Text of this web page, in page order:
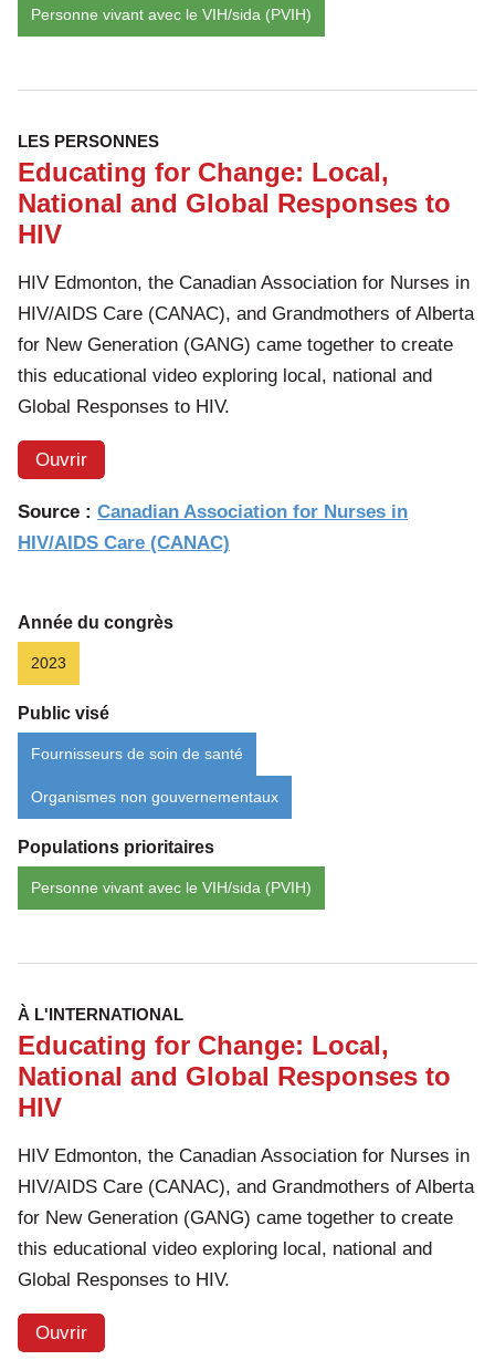
Personne vivant avec le VIH/sida (PVIH)
LES PERSONNES
Educating for Change: Local,
National and Global Responses to
HIV
HIV Edmonton, the Canadian Association for Nurses in
HIV/AIDS Care (CANAC), and Grandmothers of Alberta
for New Generation (GANG) came together to create
this educational video exploring local, national and
Global Responses to HIV.
Ouvrir
Source : Canadian Association for Nurses in
HIV/AIDS Care (CANAC)
Année du congrès
2023
Public visé
Fournisseurs de soin de santé
Organismes non gouvernementaux
Populations prioritaires
Personne vivant avec le VIH/sida (PVIH)
À L'INTERNATIONAL
Educating for Change: Local,
National and Global Responses to
HIV
HIV Edmonton, the Canadian Association for Nurses in
HIV/AIDS Care (CANAC), and Grandmothers of Alberta
for New Generation (GANG) came together to create
this educational video exploring local, national and
Global Responses to HIV.
Ouvrir